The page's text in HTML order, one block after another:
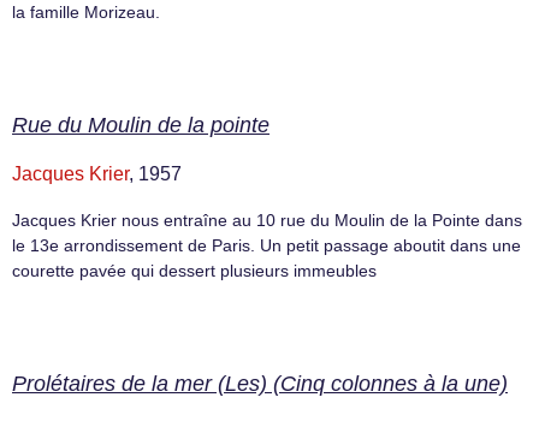
la famille Morizeau.
Rue du Moulin de la pointe
Jacques Krier, 1957
Jacques Krier nous entraîne au 10 rue du Moulin de la Pointe dans
le 13e arrondissement de Paris. Un petit passage aboutit dans une
courette pavée qui dessert plusieurs immeubles
Prolétaires de la mer (Les) (Cinq colonnes à la une)